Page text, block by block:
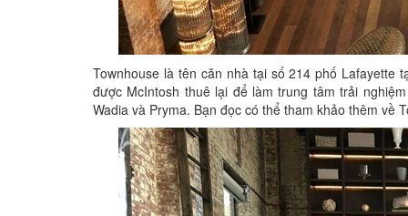
Townhouse là tên căn nhà tại số 214 phố Lafayette
được McIntosh thuê lại để làm trung tâm trải
Wadia và Pryma. Bạn đọc có thể tham khảo thêm về